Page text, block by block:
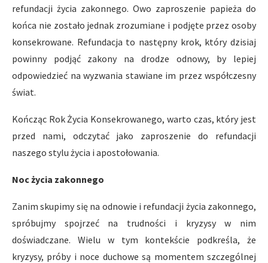
refundacji życia zakonnego. Owo zaproszenie papieża do
końca nie zostało jednak zrozumiane i podjęte przez osoby
konsekrowane. Refundacja to następny krok, który dzisiaj
powinny podjąć zakony na drodze odnowy, by lepiej
odpowiedzieć na wyzwania stawiane im przez współczesny
świat.
Kończąc Rok Życia Konsekrowanego, warto czas, który jest
przed nami, odczytać jako zaproszenie do refundacji
naszego stylu życia i apostołowania.
Noc życia zakonnego
Zanim skupimy się na odnowie i refundacji życia zakonnego,
spróbujmy spojrzeć na trudności i kryzysy w nim
doświadczane. Wielu w tym kontekście podkreśla, że
kryzysy, próby i noce duchowe są momentem szczególnej